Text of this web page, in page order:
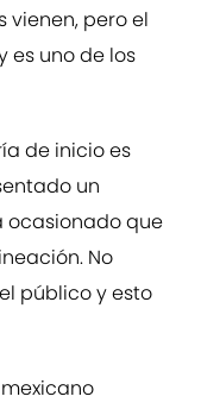
vienen, pero el
es uno de los
de inicio es
un
ocasionado que
No
público y esto